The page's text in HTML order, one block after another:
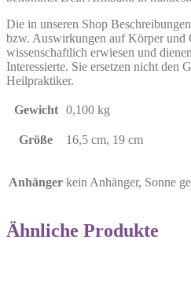
Die in unseren Shop
bzw. Auswirkungen auf Körper und
wissenschaftlich erwiesen und
Interessierte. Sie ersetzen nicht den
Heilpraktiker.
Gewicht 0,100 kg
Größe 16,5 cm, 19 cm
Anhänger kein Anhänger, Sonne
Ähnliche Produkte